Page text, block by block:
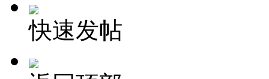
快速发帖